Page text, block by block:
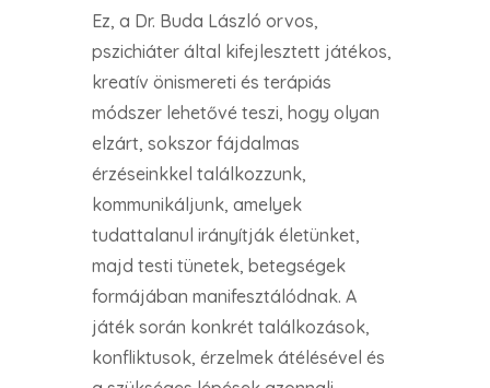
Ez, a Dr. Buda László orvos,
pszichiáter által kifejlesztett játékos,
kreatív önismereti és terápiás
módszer lehetővé teszi, hogy olyan
elzárt, sokszor fájdalmas
érzéseinkkel találkozzunk,
kommunikáljunk, amelyek
tudattalanul irányítják életünket,
majd testi tünetek, betegségek
formájában manifesztálódnak. A
játék során konkrét találkozások,
konfliktusok, érzelmek átélésével és